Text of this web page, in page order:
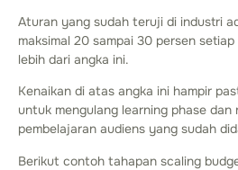
Aturan yang sudah teruji di industri
maksimal 20 sampai 30 persen
lebih dari angka ini.
Kenaikan di atas angka ini hampir
untuk mengulang learning phase dan
pembelajaran audiens yang sudah
Berikut contoh tahapan scaling